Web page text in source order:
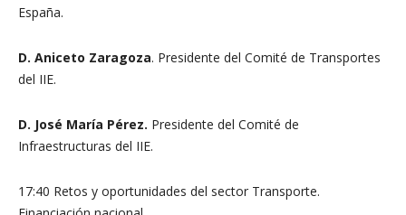
España.
D. Aniceto Zaragoza. Presidente del Comité de Transportes
del IIE.
D. José María Pérez. Presidente del Comité de
Infraestructuras del IIE.
17:40 Retos y oportunidades del sector Transporte.